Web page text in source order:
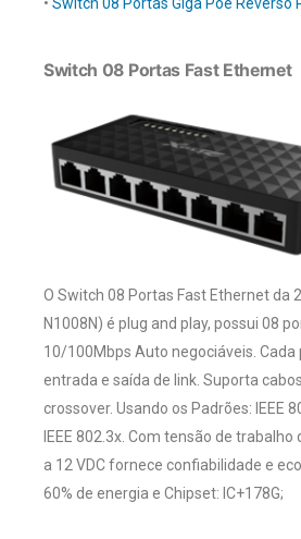
• Switch 08 Portas Giga Poe Reverso
Switch 08 Portas Fast Ethernet
O Switch 08 Portas Fast Ethernet da
N1008N) é plug and play, possui 08
10/100Mbps Auto negociáveis. Cada
entrada e saída de link. Suporta
crossover. Usando os Padrões: IEEE
IEEE 802.3x. Com tensão de
a 12 VDC fornece confiabilidade e
60% de energia e Chipset: IC+178G;